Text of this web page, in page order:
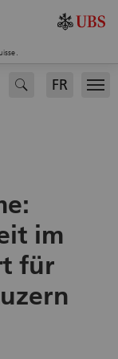
search FR
im
für